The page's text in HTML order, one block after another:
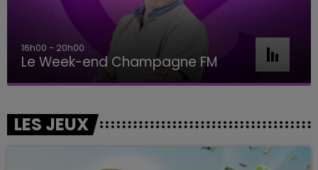
16h00 - 20h00
Le Week-end Champagne FM
LES JEUX